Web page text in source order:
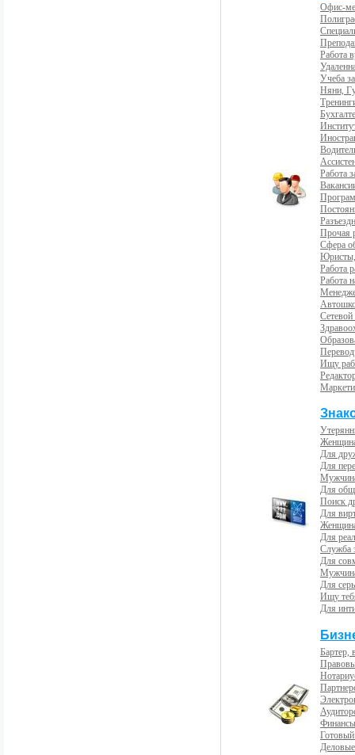
Офис-
Работа
Учеба
Няни,
Работа
Прочая
Сфера
Юристы,
Работа
Работа
Сетевой
Ищу
Для
Для
Для
Поиск
Для
Для
Служба
Для
Для
Ищу
Для
Бартер,
Готовый